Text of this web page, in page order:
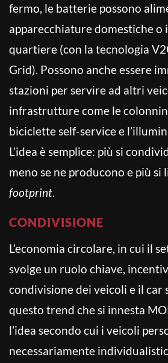
fermo, le batterie possono
apparecchiature domestiche o
quartiere (con la tecnologia
Grid). Possono anche essere
stazioni per servire ad altri
infrastrutture come le
biciclette self-service e
L’idea è semplice: più si
meno se ne producono e più si
footprint.
CONDIVISIONE
L’economia circolare, in cui il
svolge un ruolo chiave,
condivisione dei veicoli e il car
questo trend che si innesta
l’idea secondo cui i veicoli
necessariamente